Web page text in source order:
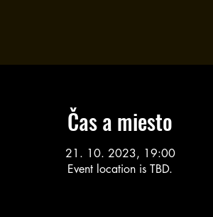
Čas a miesto
21. 10. 2023, 19:00
Event location is TBD.